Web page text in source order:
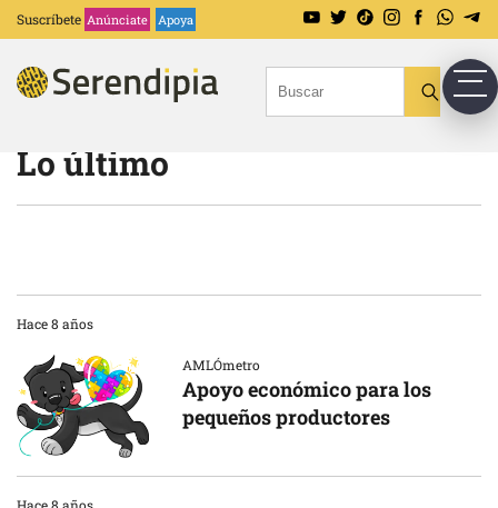
Suscríbete Anúnciate Apoya
Lo último
Hace 8 años
AMLÓmetro
Apoyo económico para los
pequeños productores